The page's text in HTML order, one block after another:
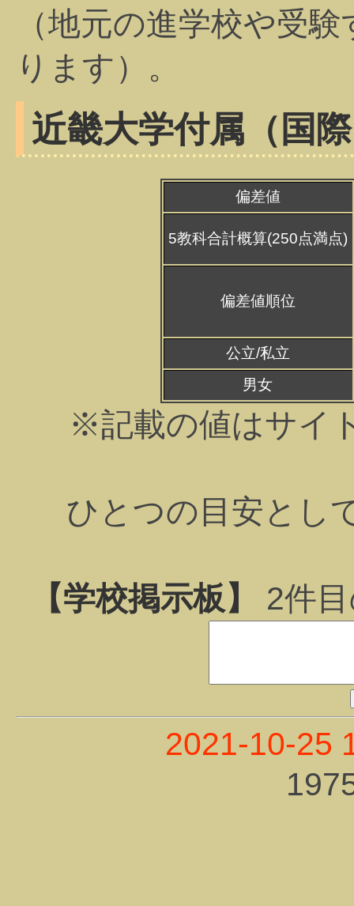
（地元の進学校や受
ります）。
近畿大学付属（国
偏差値
5教科合計概算(250点満点)
偏差値順位
公立/私立
男女
※記載の値はサイ
ひとつの目安とし
【学校掲示板】 2件
2021-10-25